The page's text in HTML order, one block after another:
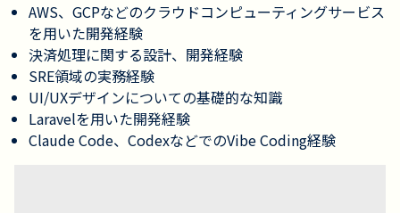
AWS、GCPなどのクラウドコンピューティングサービス
を用いた開発経験
決済処理に関する設計、開発経験
SRE領域の実務経験
UI/UXデザインについての基礎的な知識
Laravelを用いた開発経験
Claude Code、CodexなどでのVibe Coding経験